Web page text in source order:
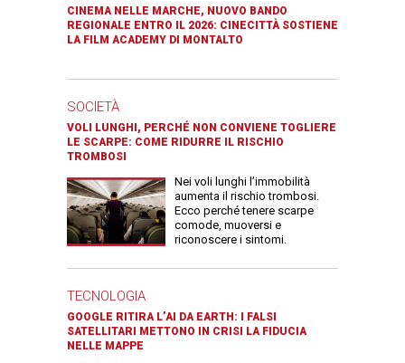
CINEMA NELLE MARCHE, NUOVO BANDO
REGIONALE ENTRO IL 2026: CINECITTÀ SOSTIENE
LA FILM ACADEMY DI MONTALTO
SOCIETÀ
VOLI LUNGHI, PERCHÉ NON CONVIENE TOGLIERE
LE SCARPE: COME RIDURRE IL RISCHIO
TROMBOSI
Nei voli lunghi l’immobilità
aumenta il rischio trombosi.
Ecco perché tenere scarpe
comode, muoversi e
riconoscere i sintomi.
TECNOLOGIA
GOOGLE RITIRA L’AI DA EARTH: I FALSI
SATELLITARI METTONO IN CRISI LA FIDUCIA
NELLE MAPPE